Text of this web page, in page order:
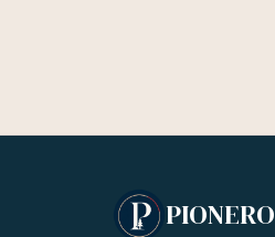
PIONERO